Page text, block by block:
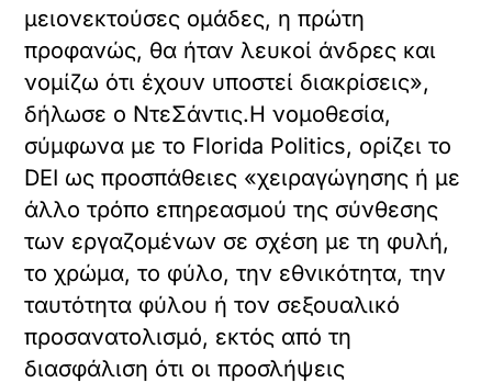
μειονεκτούσες ομάδες, η πρώτη
προφανώς, θα ήταν λευκοί άνδρες και
νομίζω ότι έχουν υποστεί διακρίσεις»,
δήλωσε ο ΝτεΣάντις.Η νομοθεσία,
σύμφωνα με το Florida Politics, ορίζει το
DEI ως προσπάθειες «χειραγώγησης ή με
άλλο τρόπο επηρεασμού της σύνθεσης
των εργαζομένων σε σχέση με τη φυλή,
το χρώμα, το φύλο, την εθνικότητα, την
ταυτότητα φύλου ή τον σεξουαλικό
προσανατολισμό, εκτός από τη
διασφάλιση ότι οι προσλήψεις